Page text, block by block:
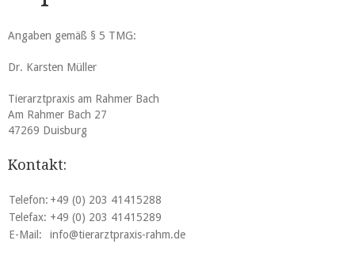
Angaben gemäß § 5 TMG:
Dr. Karsten Müller
Tierarztpraxis am Rahmer Bach
Am Rahmer Bach 27
47269 Duisburg
Kontakt:
Telefon: +49 (0) 203 41415288
Telefax: +49 (0) 203 41415289
E-Mail:
info@tierarztpraxis-rahm.de